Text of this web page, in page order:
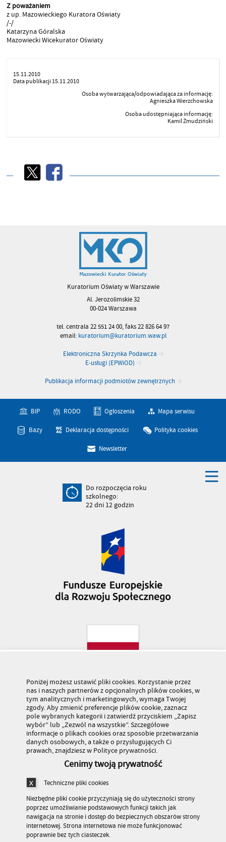
Z poważaniem
z up. Mazowieckiego Kuratora Oświaty
/-/
Katarzyna Góralska
Mazowiecki Wicekurator Oświaty
15.11.2010
Data publikacji 15.11.2010
Osoba wytwarzająca/odpowiadająca za informację:
Agnieszka Wierzchowska
Osoba udostępniająca informację:
Kamil Żmudziński
Kuratorium Oświaty w Warszawie
Al. Jerozolimskie 32
00-024 Warszawa
tel. centrala 22 551 24 00, faks 22 826 64 97
email: kuratorium@kuratorium.waw.pl
Elektroniczna Skrzynka Podawcza
E-usługi (EPWiOD)
Publikacja informacji podmiotów zewnętrznych
BIP RODO Ogłoszenia Mapa serwisu
Bazy Deklaracja dostępności Polityka cookies
Newsletter
Do rozpoczęcia roku
szkolnego:
22dni 12godzin
Stronę odwiedziło 179 503 770 osób
Poniżej możesz ustawić pliki cookies. Korzystanie przez
nas i naszych partnerów z opcjonalnych plików cookies, w
tym analitycznych i marketingowych, wymaga Twojej
zgody. Aby zmienić preferencje plików cookie, zaznacz
pole wybranych kategorii i zatwierdź przyciskiem „Zapisz
wybór” lub „Zezwól na wszystkie”. Szczegółowe
informacje o plikach cookies oraz sposobie przetwarzania
danych osobowych, a także o przysługujących Ci
prawach, znajdziesz w Polityce prywatności.
Cenimy twoją prywatność
Techniczne pliki cookies
Niezbędne pliki cookie przyczyniają się do użyteczności strony
poprzez umożliwianie podstawowych funkcji takich jak
nawigacja na stronie i dostęp do bezpiecznych obszarów strony
internetowej. Strona internetowa nie może funkcjonować
poprawnie bez tych ciasteczek.